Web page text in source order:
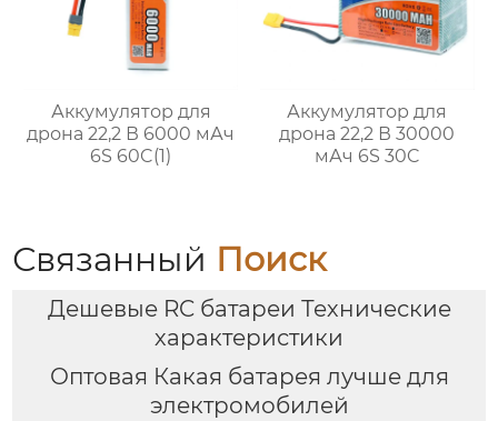
Аккумулятор для
дрона 22,2 В 6000 мАч
6S 60C(1)
Аккумулятор для
дрона 22,2 В 30000
мАч 6S 30C
Связанный Поиск
Дешевые RC батареи Технические
характеристики
Оптовая Какая батарея лучше для
электромобилей